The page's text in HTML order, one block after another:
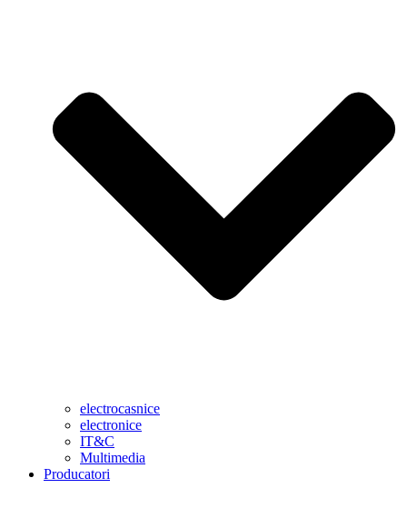
electrocasnice
electronice
IT&C
Multimedia
Producatori